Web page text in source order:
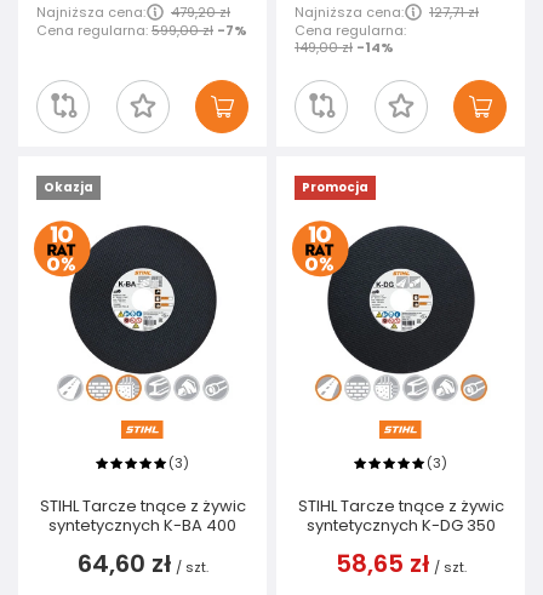
Najniższa cena:
479,20 zł
Cena regularna:599,00 zł -7%
Najniższa cena:
127,71 zł
Cena regularna:
149,00 zł -14%
Okazja
(3)
STIHL Tarcze tnące z żywic
syntetycznych K-BA 400
64,60 zł / szt.
Promocja
(3)
STIHL Tarcze tnące z żywic
syntetycznych K-DG 350
58,65 zł / szt.